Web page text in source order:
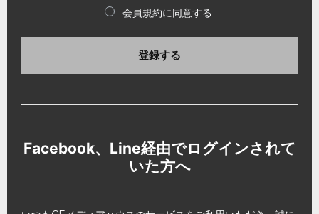
会員規約に同意する
登録する
Facebook、Line経由でログインされて
いた方へ